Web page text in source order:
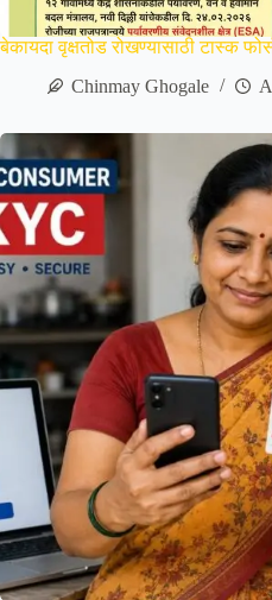
बेकायदा वृक्षतोड रोखण्यासाठी टास्क
Chinmay Ghogale